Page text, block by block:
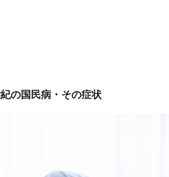
の国民病・その症状